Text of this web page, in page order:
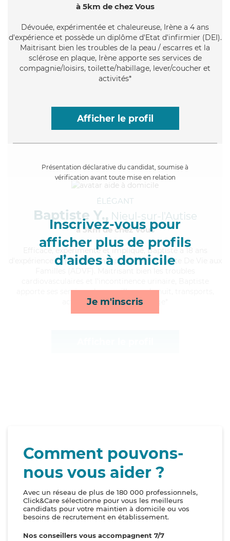
à 5km de chez Vous
Dévouée, expérimentée et chaleureuse, Irène a 4 ans
d'expérience et possède un diplôme d'Etat d'infirmier (DEI).
Maitrisant bien les troubles de la peau / escarres et la
sclérose en plaque, Irène apporte ses services de
compagnie/loisirs, toilette/habillage, lever/coucher et
activités*
Afficher le profil
Présentation déclarative du candidat, soumise à
vérification avant toute mise en relation
Inscrivez-vous pour
afficher plus de profils
d’aides à domicile
Je m'inscris
ÉLÉGANT
Baptiste Y., Nieul-sur-l'Autise
à 5km de chez Vous
, expérimenté et impliqué, Baptiste a 18 ans
d'expérience et possède un diplôme d'Assistante De Vie aux
apporte ses services de surveillance de nuit, transports,
activités et toilette/habillage*
Comment pouvons-
nous vous aider ?
Avec un réseau de plus de 180 000 professionnels,
Click&Care sélectionne pour vous les meilleurs
candidats pour votre maintien à domicile ou vos
besoins de recrutement en établissement.
Nos conseillers vous accompagnent 7/7